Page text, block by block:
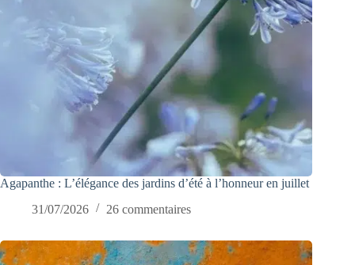
Agapanthe : L’élégance des jardins d’été à l’honneur en juillet
31/07/2026
26 commentaires